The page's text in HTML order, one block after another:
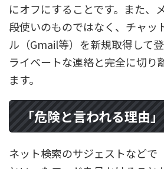
にオフにすることです。また、
段使いのものではなく、チャッ
ル（Gmail等）を新規取得して
ライベートな連絡と完全に切り
ます。
「危険と言われる理由
ネット検索のサジェストなどで